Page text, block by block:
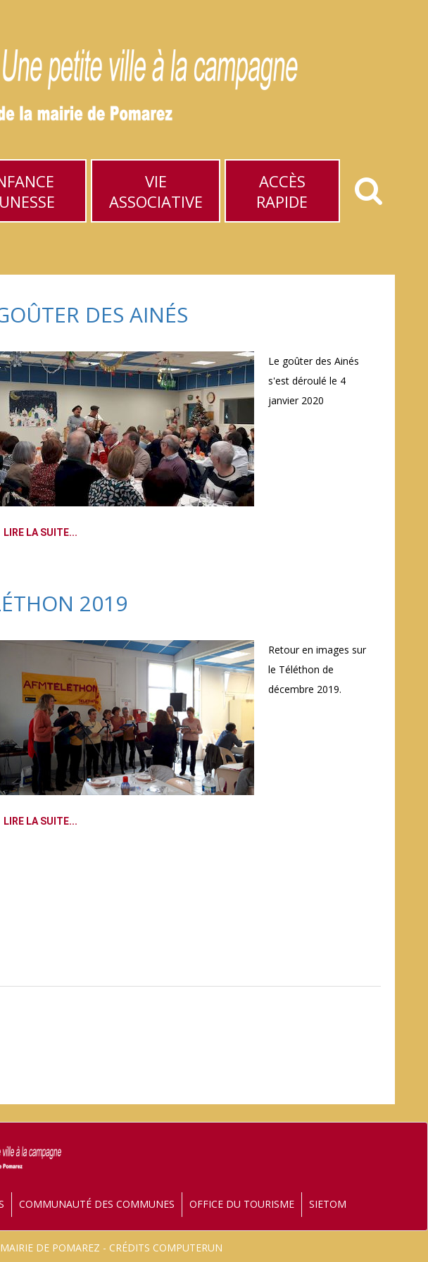
VIE
ASSOCIATIVE
ACCÈS
RAPIDE
DES AINÉS
Le goûter des Ainés
s'est déroulé le 4
janvier 2020
LIRE LA SUITE...
2019
Retour en images sur
le Téléthon de
décembre 2019.
LIRE LA SUITE...
COMMUNAUTÉ DES COMMUNES OFFICE DU TOURISME SIETOM
DE POMAREZ - CRÉDITS COMPUTERUN